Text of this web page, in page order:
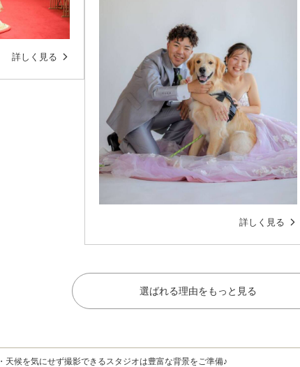
詳しく見る
詳しく見る
選ばれる理由をもっと見る
・天候を気にせず撮影できるスタジオは豊富な背景をご準備♪